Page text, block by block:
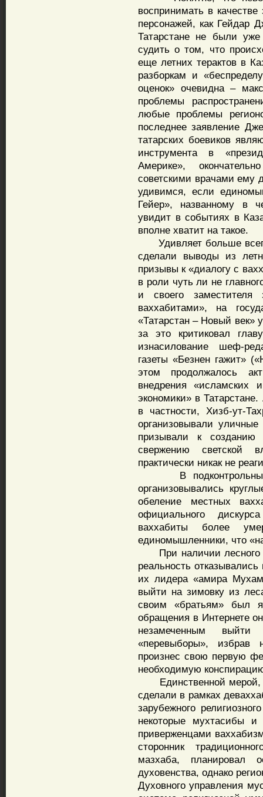
воспринимать в
персонажей, как Гейдар
Татарстане не были
судить о том, что
еще летних терактов в
разборкам и
оценок» очевидна –
проблемы
любые проблемы
последнее заявление
татарских боевиков
инструмента в
Америке»,
советскими врачами ему
удивимся, если
Гейер», названному в
увидит в событиях в
вполне хватит на такое.
Удивляет больше
сделали выводы из
призывы к «диалогу с
в роли чуть ли не
и своего
ваххабитами», на
«Татарстан – Новый век»
за это критиковал
изнасилование шеф-
газеты «Безнен гажит»
этом продолжалось
внедрения «исламских
экономики» в
в частности, Хизб-ут-
организовывали
призывали к
свержению светской
практически никак не
В подконтрольных
организовывались
обеление местных
официального
ваххабиты более
единомышленники, что
При наличии лесного
реальность
их лидера «амира
выйти на зимовку из
своим «братьям» был
обращения в Интернете
незамеченным
«перевыборы»,
произнес свою первую
необходимую
Единственной мерой,
сделали в рамках
зарубежного
некоторые мухтасибы
приверженцами
сторонник
мазхаба, планировал
духовенства, однако
Духовного управления